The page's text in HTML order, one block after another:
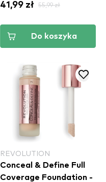
41,99 zł 55,99 zł
Do koszyka
REVOLUTION
Conceal & Define Full
Coverage Foundation -